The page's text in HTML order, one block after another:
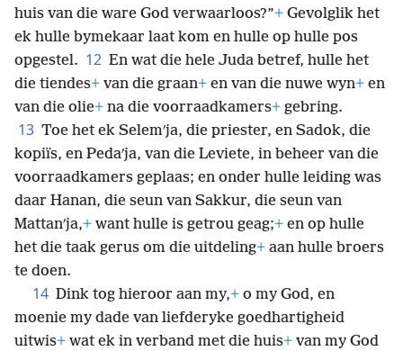
huis van die ware God verwaarloos?”+ Gevolglik het
ek hulle bymekaar laat kom en hulle op hulle pos
opgestel. 12 En wat die hele Juda betref, hulle het
die tiendes+ van die graan+ en van die nuwe wyn+ en
van die olie+ na die voorraadkamers+ gebring.
13 Toe het ek Selemʹja, die priester, en Sadok, die
kopiïs, en Pedaʹja, van die Leviete, in beheer van die
voorraadkamers geplaas; en onder hulle leiding was
daar Hanan, die seun van Sakkur, die seun van
Mattanʹja,+ want hulle is getrou geag;+ en op hulle
het die taak gerus om die uitdeling+ aan hulle broers
te doen.
14 Dink tog hieroor aan my,+ o my God, en
moenie my dade van liefderyke goedhartigheid
uitwis+ wat ek in verband met die huis+ van my God